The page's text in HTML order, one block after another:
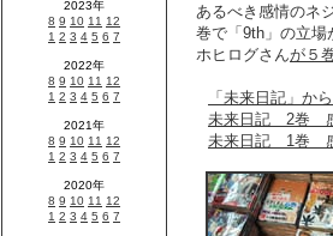
あるべき感情のネ
巻で「9th」の立場
ホヒログさんが５
「未来日記」か
未来日記 2巻
未来日記 1巻